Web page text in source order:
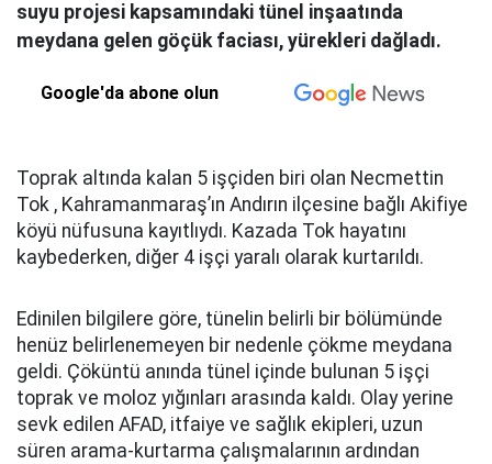
suyu projesi kapsamındaki tünel inşaatında
meydana gelen göçük faciası, yürekleri dağladı.
Google'da abone olun
Toprak altında kalan 5 işçiden biri olan Necmettin
Tok , Kahramanmaraş’ın Andırın ilçesine bağlı Akifiye
köyü nüfusuna kayıtlıydı. Kazada Tok hayatını
kaybederken, diğer 4 işçi yaralı olarak kurtarıldı.
Edinilen bilgilere göre, tünelin belirli bir bölümünde
henüz belirlenemeyen bir nedenle çökme meydana
geldi. Çöküntü anında tünel içinde bulunan 5 işçi
toprak ve moloz yığınları arasında kaldı. Olay yerine
sevk edilen AFAD, itfaiye ve sağlık ekipleri, uzun
süren arama-kurtarma çalışmalarının ardından